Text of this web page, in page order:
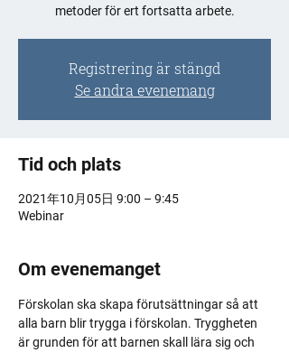
metoder för ert fortsatta arbete.
Registrering är stängd
Se andra evenemang
Tid och plats
2021年10月05日 9:00 – 9:45
Webinar
Om evenemanget
Förskolan ska skapa förutsättningar så att
alla barn blir trygga i förskolan. Tryggheten
är grunden för att barnen skall lära sig och